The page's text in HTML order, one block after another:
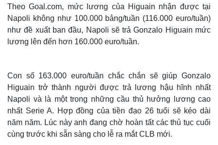
Thế giới
Theo Goal.com, mức lương của Higuain nhận được tại
Napoli không như 100.000 bảng/tuần (116.000 euro/tuần)
như đề xuất ban đầu, Napoli sẽ trả Gonzalo Higuain mức
lương lên đến hơn 160.000 euro/tuần.
Con số 163.000 euro/tuần chắc chắn sẽ giúp Gonzalo
Higuain trở thành người được trả lương hậu hĩnh nhất
Napoli và là một trong những cầu thủ hưởng lương cao
nhất Serie A. Hợp đồng của tiền đạo 26 tuổi sẽ kéo dài
năm năm. Lúc này anh đang chờ hoàn tất các thủ tục cuối
cùng trước khi sẵn sàng cho lễ ra mắt CLB mới.